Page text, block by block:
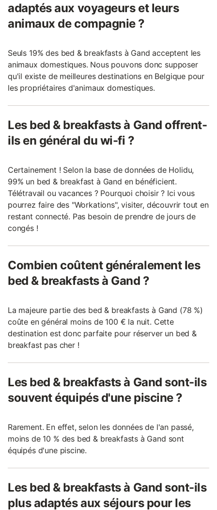
adaptés aux voyageurs et leurs
animaux de compagnie ?
Seuls 19% des bed & breakfasts à Gand acceptent les
animaux domestiques. Nous pouvons donc supposer
qu'il existe de meilleures destinations en Belgique pour
les propriétaires d'animaux domestiques.
Les bed & breakfasts à Gand offrent-
ils en général du wi-fi ?
Certainement ! Selon la base de données de Holidu,
99% un bed & breakfast à Gand en bénéficient.
Télétravail ou vacances ? Pourquoi choisir ? Ici vous
pourrez faire des "Workations", visiter, découvrir tout en
restant connecté. Pas besoin de prendre de jours de
congés !
Combien coûtent généralement les
bed & breakfasts à Gand ?
La majeure partie des bed & breakfasts à Gand (78 %)
coûte en général moins de 100 € la nuit. Cette
destination est donc parfaite pour réserver un bed &
breakfast pas cher !
Les bed & breakfasts à Gand sont-ils
souvent équipés d'une piscine ?
Rarement. En effet, selon les données de l'an passé,
moins de 10 % des bed & breakfasts à Gand sont
équipés d'une piscine.
Les bed & breakfasts à Gand sont-ils
plus adaptés aux séjours pour les